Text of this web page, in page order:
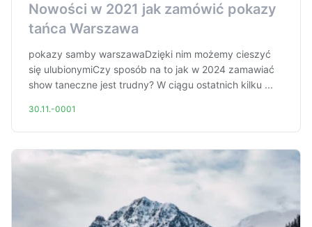
Nowości w 2021 jak zamówić pokazy
tańca Warszawa
pokazy samby warszawaDzięki nim możemy cieszyć
się ulubionymiCzy sposób na to jak w 2024 zamawiać
show taneczne jest trudny? W ciągu ostatnich kilku ...
30.11.-0001